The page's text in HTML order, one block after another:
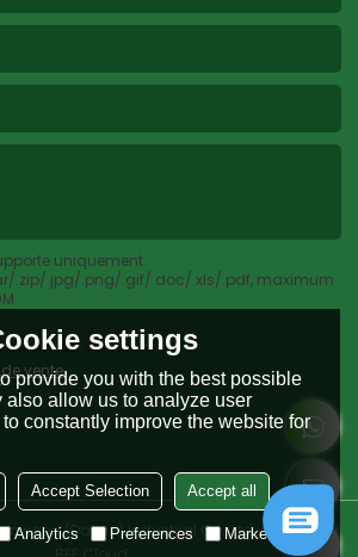
uniquement
.zip/.jpg/.png/.gif/.doc/.xls/.pdf, maximum
de service.,
vente
(Dalian) Industrial Co., Ltd.Support By
settings
provide you with the best possible
also allow us to analyze user
constantly improve the website for
Accept Selection Accept all
Analytics Preferences Marketing